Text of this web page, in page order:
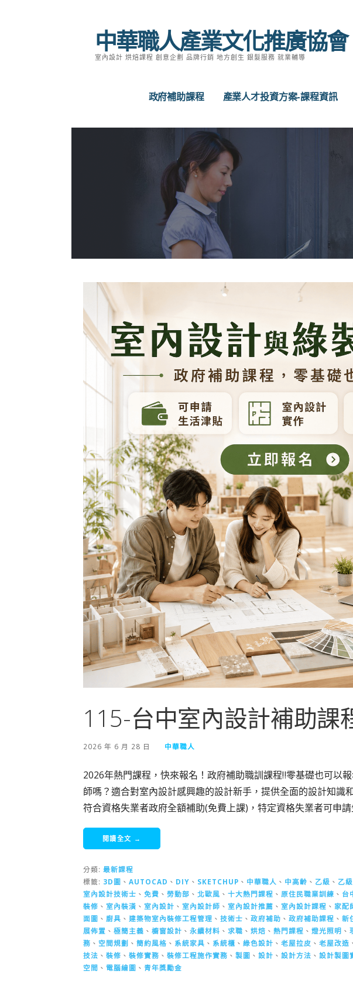
中華職人產業文化推廣協會
室內設計 烘焙課程 創意企劃 品牌行銷 地方創生 銀髮服務 就業輔導
政府補助課程 產業人才投資方案-課程資訊
115-台中室內設計補助課
2026 年 6 月 28 日 中華職人
2026年熱門課程，快來報名！政府補助職訓課程‼️零基礎也可以
師嗎？適合對室內設計感興趣的設計新手，提供全面的設計知識
符合資格失業者政府全額補助(免費上課)，特定資格失業者可申請
閱讀全文 →
分類: 最新課程
標籤: 3D圖 、 AUTOCAD 、 DIY 、 SKETCHUP 、 中華職人 、 中高齡 、 乙級 、 乙
室內設計技術士 、 免費 、 勞動部 、 北歐風 、 十大熱門課程 、 原住民職業訓練 、 台
裝修 、 室內裝潢 、 室內設計 、 室內設計師 、 室內設計推薦 、 室內設計課程 、 家配
面圖 、 廚具 、 建築物室內裝修工程管理 、 技術士 、 政府補助 、 政府補助課程 、 新
展佈置 、 極簡主義 、 櫥窗設計 、 永續材料 、 求職 、 烘焙 、 熱門課程 、 燈光照明 、
務 、 空間規劃 、 簡約風格 、 系統家具 、 系統櫃 、 綠色設計 、 老屋拉皮 、 老屋改造
技法 、 裝修 、 裝修實務 、 裝修工程施作實務 、 製圖 、 設計 、 設計方法 、 設計製圖
空間 、 電腦繪圖 、 青年獎勵金